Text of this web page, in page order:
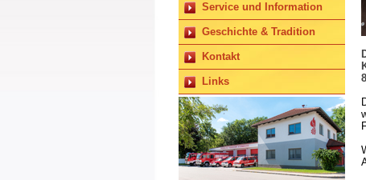
Service und Information
Geschichte & Tradition
Kontakt
Links